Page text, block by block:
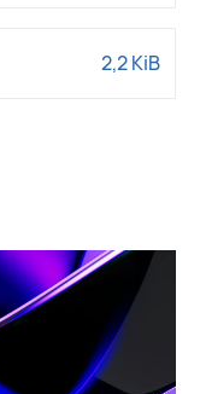
2,2 KiB